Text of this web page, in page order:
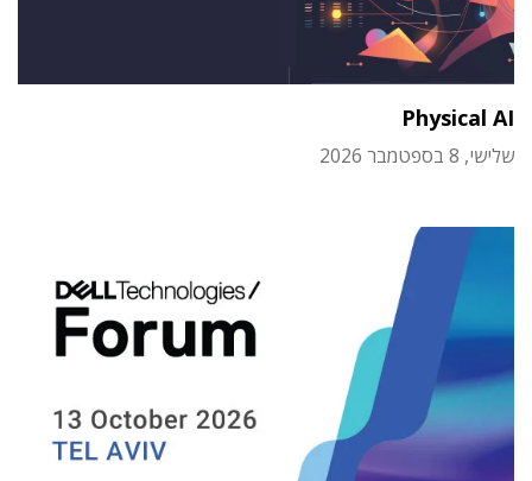
Physical AI
שלישי, 8 בספטמבר 2026